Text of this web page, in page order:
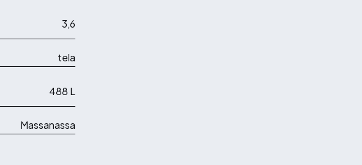
3,6
tela
488 L
Massanassa